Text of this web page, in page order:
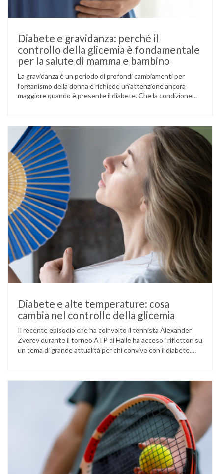
Diabete e gravidanza: perché il
controllo della glicemia è fondamentale
per la salute di mamma e bambino
La gravidanza è un periodo di profondi cambiamenti per
l’organismo della donna e richiede un’attenzione ancora
maggiore quando è presente il diabete. Che la condizione
volta durante la gestazione (diabete gestazionale),
mantenere …
Diabete e alte temperature: cosa
cambia nel controllo della glicemia
Il recente episodio che ha coinvolto il tennista Alexander
Zverev durante il torneo ATP di Halle ha acceso i riflettori su
un tema di grande attualità per chi convive con il diabete.
glucosio lo aveva portato …